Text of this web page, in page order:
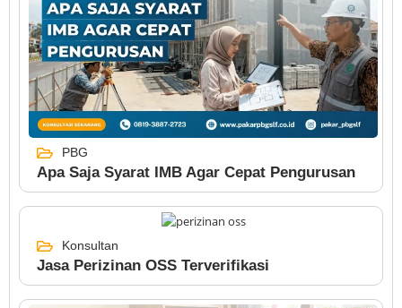
PBG
Apa Saja Syarat IMB Agar Cepat Pengurusan
Konsultan
Jasa Perizinan OSS Terverifikasi